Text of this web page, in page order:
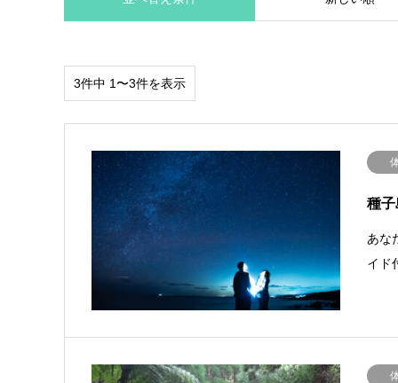
3件中 1〜3件を表示
種
あな
イド